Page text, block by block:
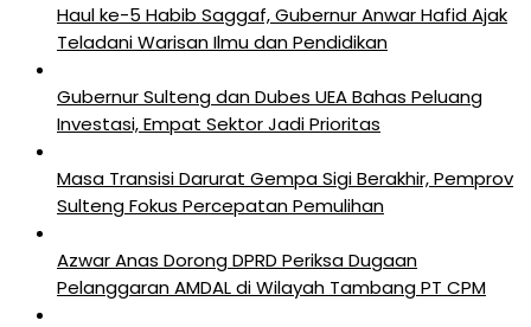
Haul ke-5 Habib Saggaf, Gubernur Anwar Hafid Ajak
Teladani Warisan Ilmu dan Pendidikan
Gubernur Sulteng dan Dubes UEA Bahas Peluang
Investasi, Empat Sektor Jadi Prioritas
Masa Transisi Darurat Gempa Sigi Berakhir, Pemprov
Sulteng Fokus Percepatan Pemulihan
Azwar Anas Dorong DPRD Periksa Dugaan
Pelanggaran AMDAL di Wilayah Tambang PT CPM